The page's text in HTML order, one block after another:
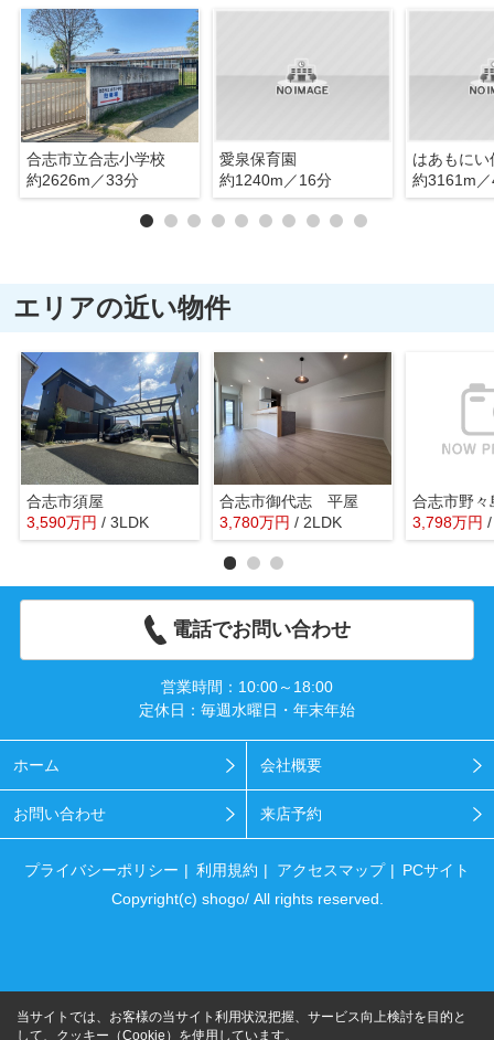
合志市立合志小学校
約2626m／33分
愛泉保育園
約1240m／16分
はあもにい
約3161m
エリアの近い物件
合志市須屋
3,590万円 / 3LDK
合志市御代志 平屋
3,780万円 / 2LDK
合志市野々
3,798万円
電話でお問い合わせ
営業時間：10:00～18:00
定休日：毎週水曜日・年末年始
ホーム 会社概要
お問い合わせ 来店予約
プライバシーポリシー 利用規約 アクセスマップ
PCサイト
Copyright(c) shogo/ All rights reserved.
当サイトでは、お客様の当サイト利用状況把握、サービス向上検討を目的と
して、クッキー（Cookie）を使用しています。